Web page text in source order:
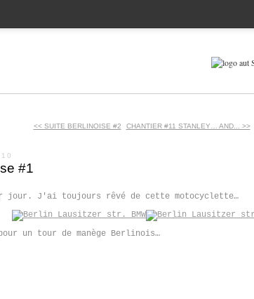
<< SUITE BERLINOISE #2 CHANTIER #11 STANLEY… AND... >>
#1
jour. J'ai toujours rêvé de cette motocyclette…
un tour de manège Berlinois…